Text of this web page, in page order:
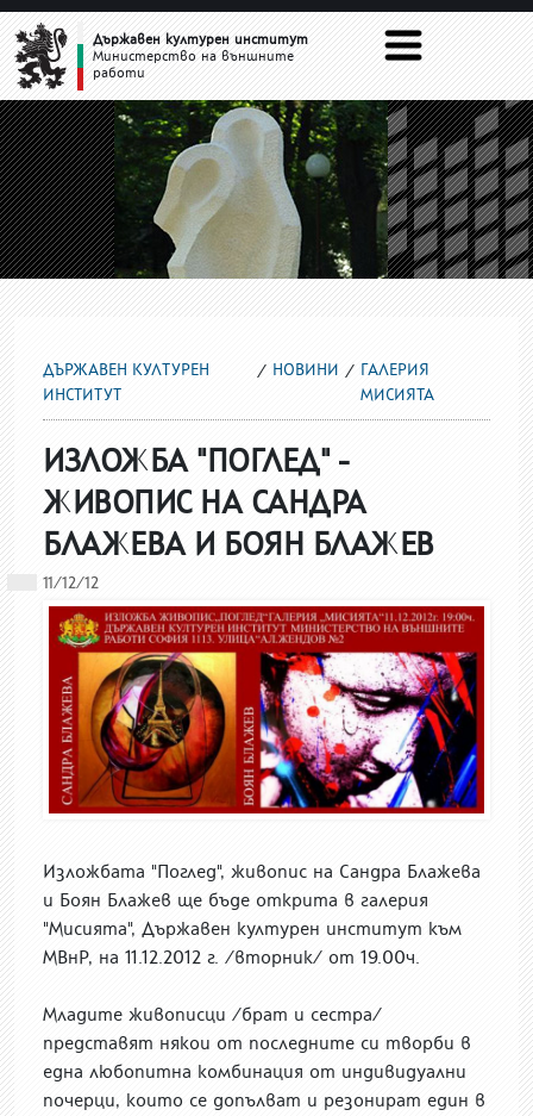
ГАЛЕРИЯ МИСИЯТА
Държавен културен институт
Министерство на външните
работи
ДЪРЖАВЕН КУЛТУРЕН
ИНСТИТУТ
НОВИНИ
ГАЛЕРИЯ
МИСИЯТА
ИЗЛОЖБА "ПОГЛЕД" -
ЖИВОПИС НА САНДРА
БЛАЖЕВА И БОЯН БЛАЖЕВ
11/12/12
Изложбата "Поглед", живопис на Сандра Блажева
и Боян Блажев ще бъде открита в галерия
"Мисията", Държавен културен институт към
МВнР, на 11.12.2012 г. /вторник/ от 19.00ч.
Младите живописци /брат и сестра/
представят някои от последните си творби в
една любопитна комбинация от индивидуални
почерци, които се допълват и резонират един в